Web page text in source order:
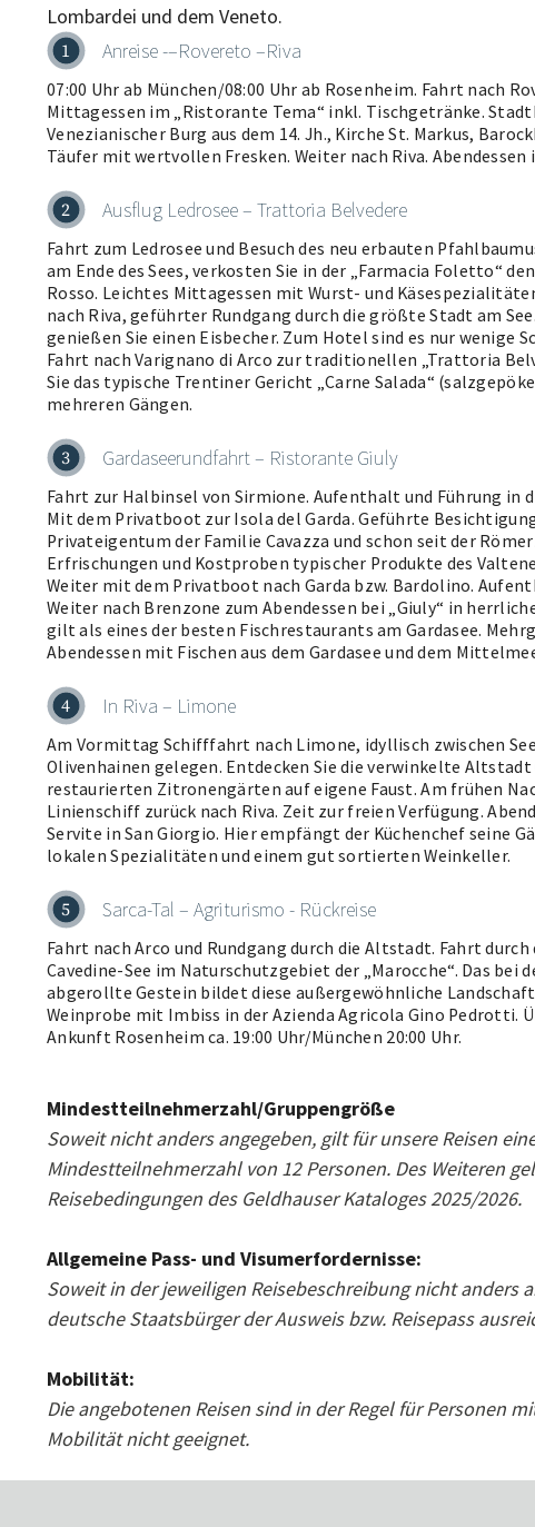
1 Anreise -–Rovereto –Riva
07:00 Uhr ab München/08:00 Uhr ab Rosenheim. Fahrt nach
Mittagessen im „Ristorante Tema“ inkl. Tischgetränke.
Venezianischer Burg aus dem 14. Jh., Kirche St. Markus,
Täufer mit wertvollen Fresken. Weiter nach Riva. Abendessen
2 Ausflug Ledrosee – Trattoria Belvedere
Fahrt zum Ledrosee und Besuch des neu erbauten
am Ende des Sees, verkosten Sie in der „Farmacia Foletto“
Rosso. Leichtes Mittagessen mit Wurst- und
nach Riva, geführter Rundgang durch die größte Stadt am
genießen Sie einen Eisbecher. Zum Hotel sind es nur wenige
Fahrt nach Varignano di Arco zur traditionellen „Trattoria
Sie das typische Trentiner Gericht „Carne Salada“
mehreren Gängen.
3 Gardaseerundfahrt – Ristorante Giuly
Fahrt zur Halbinsel von Sirmione. Aufenthalt und Führung in
Mit dem Privatboot zur Isola del Garda. Geführte
Privateigentum der Familie Cavazza und schon seit der
Erfrischungen und Kostproben typischer Produkte des
Weiter mit dem Privatboot nach Garda bzw. Bardolino.
Weiter nach Brenzone zum Abendessen bei „Giuly“ in
gilt als eines der besten Fischrestaurants am Gardasee.
Abendessen mit Fischen aus dem Gardasee und dem
4 In Riva – Limone
Am Vormittag Schifffahrt nach Limone, idyllisch zwischen
Olivenhainen gelegen. Entdecken Sie die verwinkelte
restaurierten Zitronengärten auf eigene Faust. Am frühen
Linienschiff zurück nach Riva. Zeit zur freien Verfügung.
Servite in San Giorgio. Hier empfängt der Küchenchef seine
lokalen Spezialitäten und einem gut sortierten Weinkeller.
5 Sarca-Tal – Agriturismo - Rückreise
Fahrt nach Arco und Rundgang durch die Altstadt. Fahrt durch
Cavedine-See im Naturschutzgebiet der „Marocche“. Das bei
abgerollte Gestein bildet diese außergewöhnliche
Weinprobe mit Imbiss in der Azienda Agricola Gino Pedrotti.
Ankunft Rosenheim ca. 19:00 Uhr/München 20:00 Uhr.
Mindestteilnehmerzahl/Gruppengröße
Soweit nicht anders angegeben, gilt für unsere Reisen
Mindestteilnehmerzahl von 12 Personen. Des Weiteren
Reisebedingungen des Geldhauser Kataloges 2025/2026.
Allgemeine Pass- und Visumerfordernisse:
Soweit in der jeweiligen Reisebeschreibung nicht anders
deutsche Staatsbürger der Ausweis bzw. Reisepass
Mobilität:
Die angebotenen Reisen sind in der Regel für Personen
Mobilität nicht geeignet.